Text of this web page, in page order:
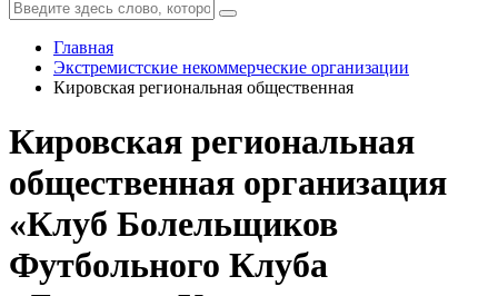
Главная
Экстремистские некоммерческие организации
Кировская региональная общественная
Кировская региональная
общественная организация
«Клуб Болельщиков
Футбольного Клуба